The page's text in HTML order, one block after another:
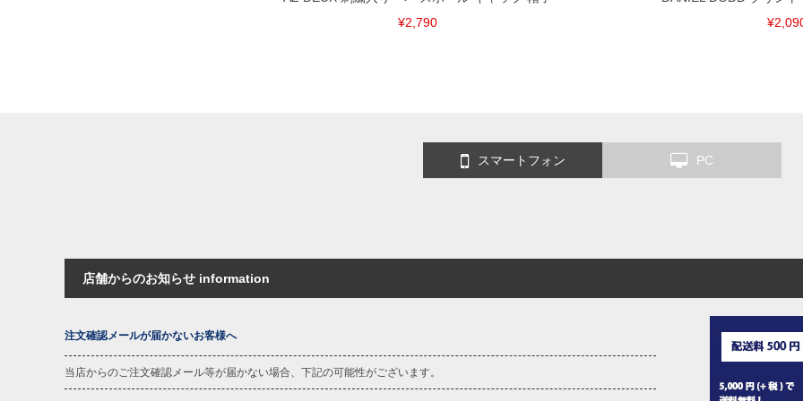
¥2,790
スマートフォン PC
店舗からのお知らせ information
注文確認メールが届かないお客様へ
当店からのご注文確認メール等が届かない場合、下記の可能性がございます。